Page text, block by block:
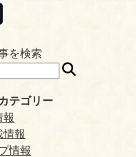
es
t
en
を検索
テゴリー
報
情報
情報